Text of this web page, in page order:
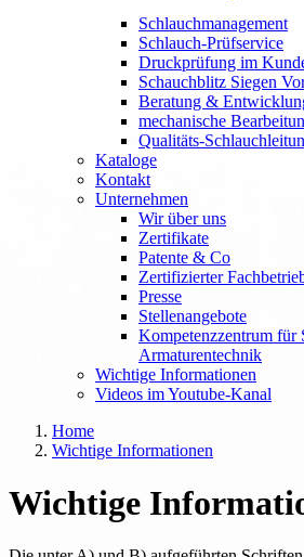
Schlauchmanagement
Schlauch-Prüfservice
Druckprüfung im
Schauchblitz Siegen
Beratung &
mechanische
Qualitäts-
Kataloge
Kontakt
Unternehmen
Wir über uns
Zertifikate
Patente & Co
Zertifizierter
Presse
Stellenangebote
Kompetenzzentrum für
Armaturentechnik
Wichtige Informationen
Videos im Youtube-Kanal
Home
Wichtige Informationen
Wichtige